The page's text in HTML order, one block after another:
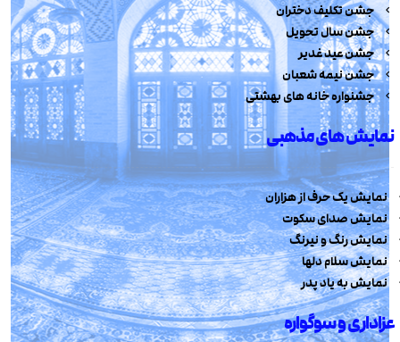
جشن تکلیف دختران
جشن سال تحویل
جشن عید غدیر
جشن نیمه شعبان
جشنواره خانه های بهشتی
نمایش های مذهبی
نمایش یک حرف از هزاران
نمایش صدای سکوت
نمایش رنگ و نیرنگ
نمایش سلام دلها
نمایش به یاد پدر
عزاداری و سوگواره